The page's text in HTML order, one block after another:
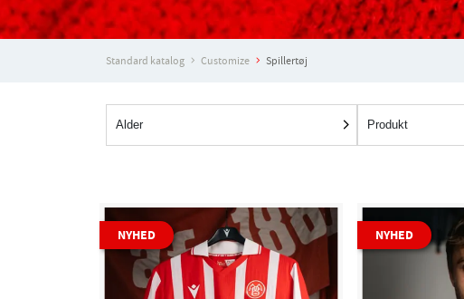
Standard katalog Customize Spillertøj
Alder Produkt
NYHED NYHED